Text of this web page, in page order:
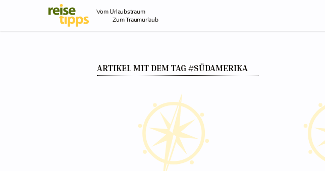
Skip to Content
Vom Urlaubstraum
Zum Traumurlaub
ARTIKEL MIT DEM TAG #SÜDAMERIKA